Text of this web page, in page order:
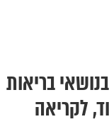
בריאות
לקריאה